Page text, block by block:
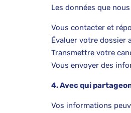
Les données que
Vous contacter et
Évaluer votre dossier
Transmettre votre
Vous envoyer des
4. Avec qui
Vos informations